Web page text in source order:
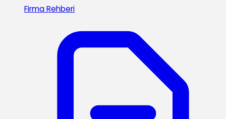
Firma Rehberi